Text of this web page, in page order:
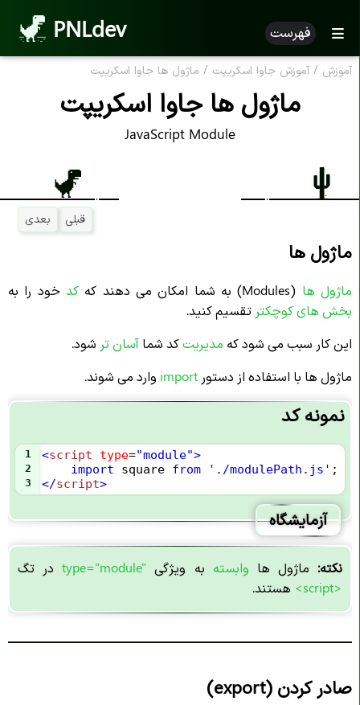
PNLdev فهرست
آموزش / آموزش جاوا اسکریپت / ماژول ها جاوا اسکریپت
ماژول ها جاوا اسکریپت
JavaScript Module
قبلی بعدی
ماژول ها
ماژول‌ ها (Modules) به شما امکان می‌ دهند که کد خود را به
بخش‌ های کوچکتر تقسیم کنید.
این کار سبب می‌ شود که مدیریتکد شما آسان‌ تر شود.
ماژول ها با استفاده از دستور import وارد می شوند.
نمونه کد
1 <script type="module">
2 import square from './modulePath.js' ;
3 </script>
آزمایشگاه
نکته: ماژول ها وابسته به ویژگی type="module"در تگ
<script>
هستند.
صادر کردن (export)